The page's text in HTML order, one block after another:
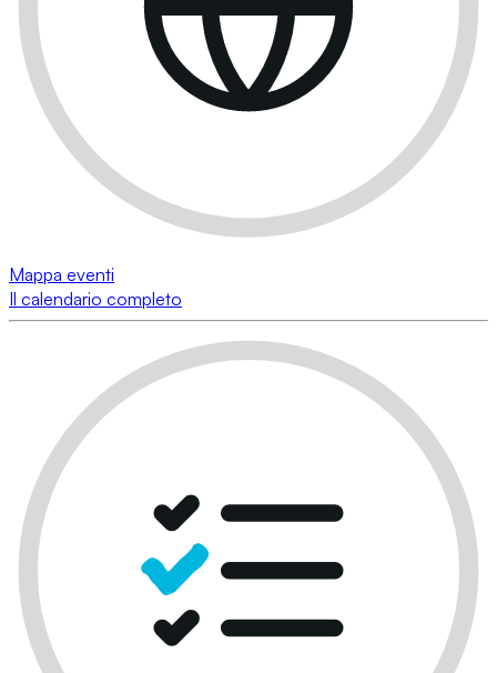
Mappa eventi
Il calendario completo